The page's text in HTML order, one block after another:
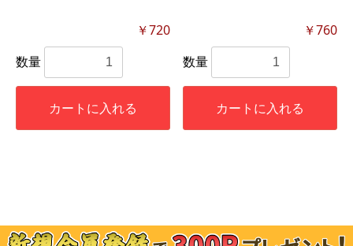
￥720
数量
カートに入れる
￥760
数量
カートに入れる